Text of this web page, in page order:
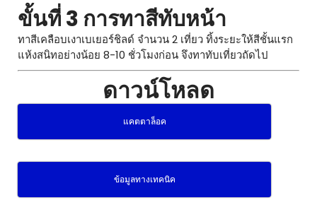
ขั้นที่ 3 การทาสีทับหน้า
ทาสีเคลือบเงาเบเยอร์ชิลด์ จำนวน 2 เที่ยว ทิ้งระยะให้สีชั้นแรก
แห้งสนิทอย่างน้อย 8-10 ชั่วโมงก่อน จึงทาทับเที่ยวถัดไป
ดาวน์โหลด
แคตตาล็อค
ข้อมูลทางเทคนิค